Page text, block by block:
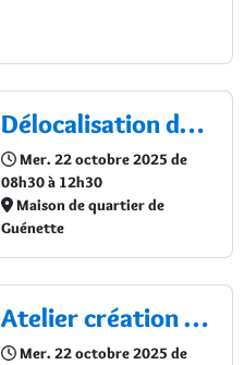
Délocalisation du CCAS
Mer. 22 octobre 2025 de
08h30 à 12h30
Maison de quartier de
Guénette
Atelier création musicale avec l’I.A
Mer. 22 octobre 2025 de